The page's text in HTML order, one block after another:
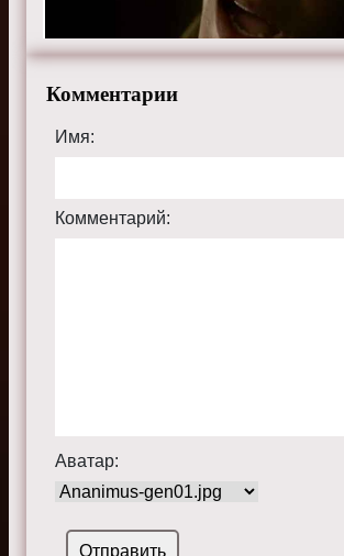
» бесплатно в хорошем HD
телефоне, планшете, пк или
Комментарии
Имя:
Комментарий:
Аватар: